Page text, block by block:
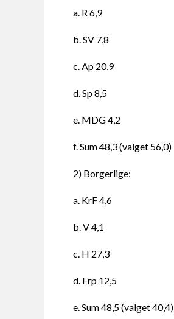
a. R 6,9
b. SV 7,8
c. Ap 20,9
d. Sp 8,5
e. MDG 4,2
f. Sum 48,3 (valget 56,0)
2) Borgerlige:
a. KrF 4,6
b. V 4,1
c. H 27,3
d. Frp 12,5
e. Sum 48,5 (valget 40,4)